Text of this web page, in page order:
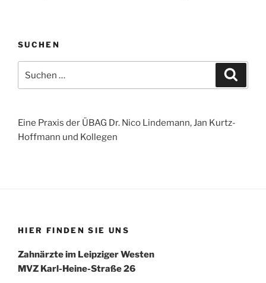
SUCHEN
nach:
Eine Praxis der ÜBAG Dr. Nico Lindemann, Jan Kurtz-
Hoffmann und Kollegen
HIER FINDEN SIE UNS
Zahnärzte im Leipziger Westen
MVZ Karl-Heine-Straße 26